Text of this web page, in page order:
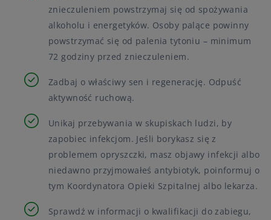
znieczuleniem powstrzymaj się od spożywania
alkoholu i energetyków. Osoby palące powinny
powstrzymać się od palenia tytoniu – minimum
72 godziny przed znieczuleniem.
Zadbaj o właściwy sen i regenerację. Odpuść
aktywność ruchową.
Unikaj przebywania w skupiskach ludzi, by
zapobiec infekcjom. Jeśli borykasz się z
problemem opryszczki, masz objawy infekcji albo
niedawno przyjmowałeś antybiotyk, poinformuj o
tym Koordynatora Opieki Szpitalnej albo lekarza.
Sprawdź w informacji o kwalifikacji do zabiegu,